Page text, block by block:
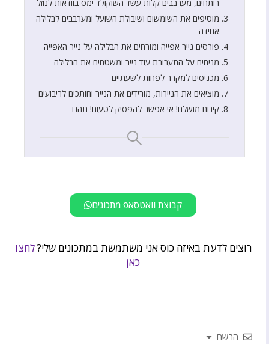
רותחים, מערבבים קלות עשד השוקולד ימס בוודאות לנוזל
מוסיפים את השומשום ושיבולת השועל ומערבבים לבלילה
אחידה
פורסים נייר אפייה ומורחים את הבלילה על נייר האפייה
מניחים על התערובת עוד נייר ומשטחים את הבלילה
מכניסים למקרר לפחות לשעתיים
מוציאים את הניירות, מורידים את הנייר וחותכים לריבועים
קינוח מושלם! אי אפשר להפסיק לטעום! תהנו
קבוצת וואטסאפ מתכונים
רוצים לדעת באיזה כוס אני משתמשת במתכונים שלי?לחצו
כאן
הרשם